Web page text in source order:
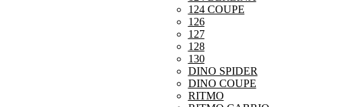
124 COUPE
126
127
128
130
DINO SPIDER
DINO COUPE
RITMO